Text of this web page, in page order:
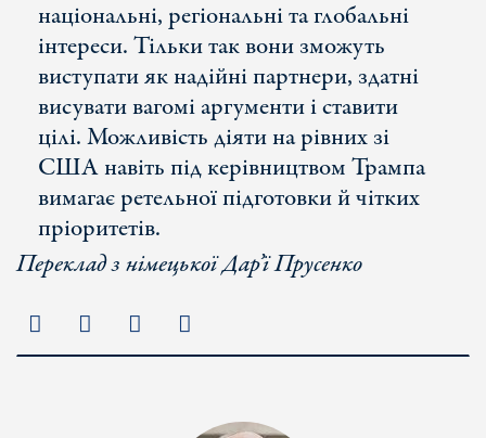
національні, регіональні та глобальні
інтереси. Тільки так вони зможуть
виступати як надійні партнери, здатні
висувати вагомі аргументи і ставити
цілі. Можливість діяти на рівних зі
США навіть під керівництвом Трампа
вимагає ретельної підготовки й чітких
пріоритетів.
Переклад з німецької Дар’ї Прусенко